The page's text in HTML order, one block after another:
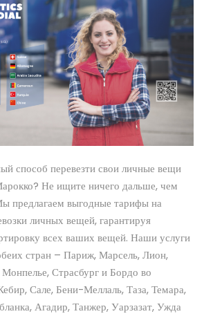
способ перевезти свои личные вещи
Не ищите ничего дальше, чем
предлагаем выгодные тарифы на
личных вещей, гарантируя
всех ваших вещей. Наши услуги
стран – Париж, Марсель, Лион,
Страсбург и Бордо во
Сале, Бени-Меллаль, Таза, Темара,
Агадир, Танжер, Уарзазат, Ужда